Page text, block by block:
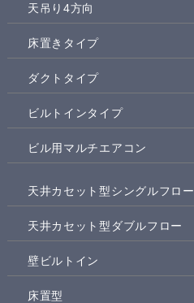
天吊り4方向
床置きタイプ
ダクトタイプ
ビルトインタイプ
ビル用マルチエアコン
天井カセット型シングルフロー
天井カセット型ダブルフロー
壁ビルトイン
床置型